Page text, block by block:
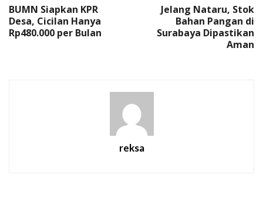
BUMN Siapkan KPR
Desa, Cicilan Hanya
Rp480.000 per Bulan
Jelang Nataru, Stok
Bahan Pangan di
Surabaya Dipastikan
Aman
reksa